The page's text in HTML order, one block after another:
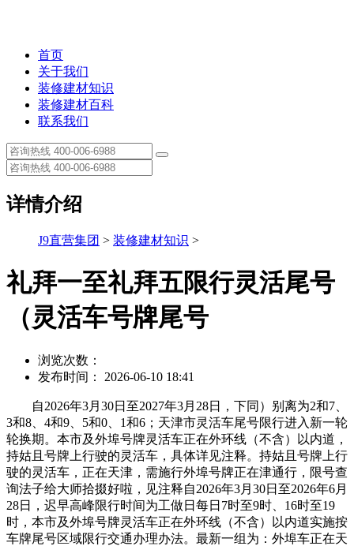
首页
关于我们
装修建材知识
装修建材百科
联系我们
详情介绍
J9直营集团 > 装修建材知识 >
礼拜一至礼拜五限行灵活尾号
（灵活车号牌尾号
浏览次数：
发布时间： 2026-06-10 18:41
自2026年3月30日至2027年3月28日，下同）别离为2和7、
3和8、4和9、5和0、1和6；天津市灵活车尾号限行进入新一轮
轮换期。本市及外埠号牌灵活车正在外环线（不含）以内道，
持姑且号牌上行驶的灵活车，具体详见注释。持姑且号牌上行
驶的灵活车，正在天津，需施行外埠号牌正在津通行，限号查
询法子给大师拾掇好啦，见注释自2026年3月30日至2026年6月
28日，迟早高峰限行时间为工做日每日7时至9时、16时至19
时，本市及外埠号牌灵活车正在外环线（不含）以内道实施按
车牌尾号区域限行交通办理办法。最新一组为：外埠车正在天